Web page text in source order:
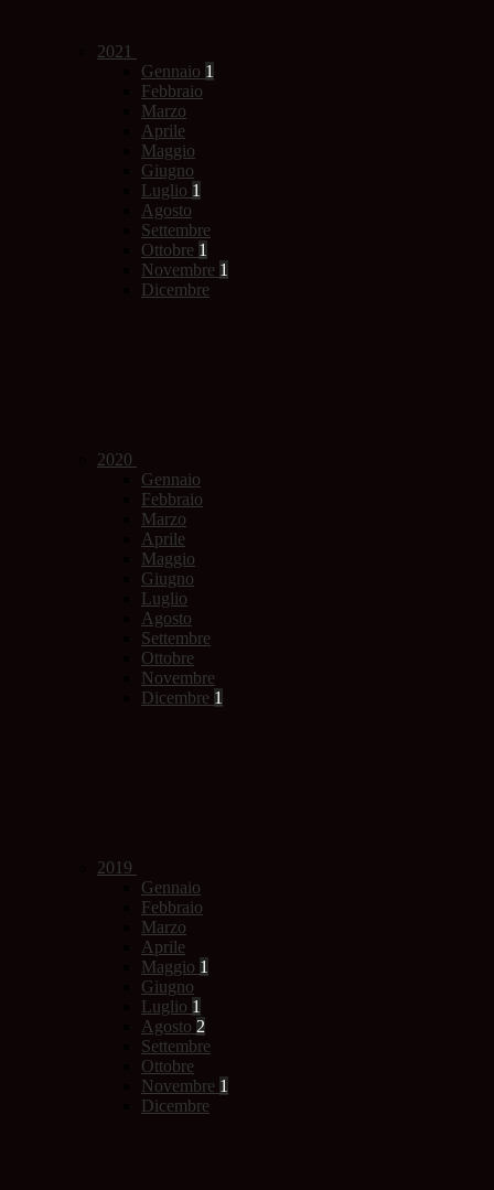
2021
Gennaio 1
Febbraio
Marzo
Aprile
Maggio
Giugno
Luglio 1
Agosto
Settembre
Ottobre 1
Novembre 1
Dicembre
2020
Gennaio
Febbraio
Marzo
Aprile
Maggio
Giugno
Luglio
Agosto
Settembre
Ottobre
Novembre
Dicembre 1
2019
Gennaio
Febbraio
Marzo
Aprile
Maggio 1
Giugno
Luglio 1
Agosto 2
Settembre
Ottobre
Novembre 1
Dicembre